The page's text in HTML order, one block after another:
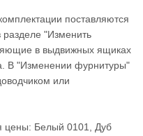
поставляются
разделе "Изменить
в выдвижных ящиках
В "Изменении фурнитуры"
или
цены: Белый 0101, Дуб